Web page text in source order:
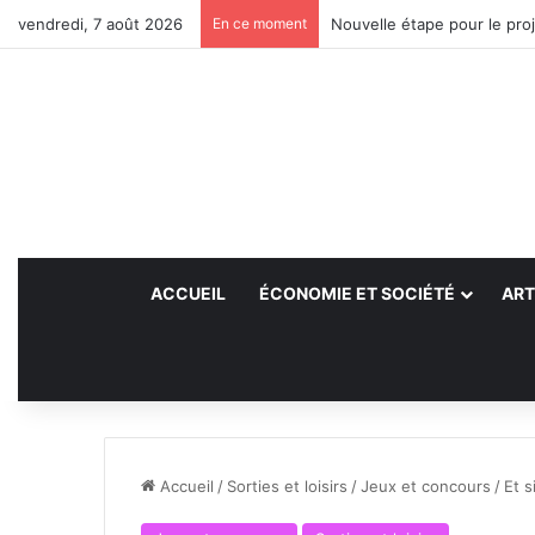
vendredi, 7 août 2026 En ce moment Nouvelle étape pour le
ACCUEIL ÉCONOMIE ET SOCIÉTÉ
Accueil / Sorties et loisirs /Jeux et concours / Et